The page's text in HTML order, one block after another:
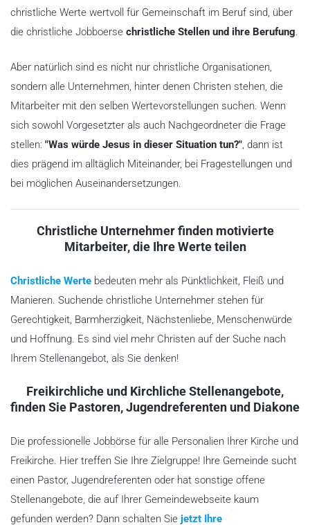
christliche Werte wertvoll für Gemeinschaft im Beruf sind, über
die christliche Jobboerse christliche Stellen und ihre Berufung.
Aber natürlich sind es nicht nur christliche Organisationen,
sondern alle Unternehmen, hinter denen Christen stehen, die
Mitarbeiter mit den selben Wertevorstellungen suchen. Wenn
sich sowohl Vorgesetzter als auch Nachgeordneter die Frage
stellen: "Was würde Jesus in dieser Situation tun?", dann ist
dies prägend im alltäglich Miteinander, bei Fragestellungen und
bei möglichen Auseinandersetzungen.
Christliche Unternehmer finden motivierte
Mitarbeiter, die Ihre Werte teilen
Christliche Werte bedeuten mehr als Pünktlichkeit, Fleiß und
Manieren. Suchende christliche Unternehmer stehen für
Gerechtigkeit, Barmherzigkeit, Nächstenliebe, Menschenwürde
und Hoffnung. Es sind viel mehr Christen auf der Suche nach
Ihrem Stellenangebot, als Sie denken!
Freikirchliche und Kirchliche Stellenangebote,
finden Sie Pastoren, Jugendreferenten und Diakone
Die professionelle Jobbörse für alle Personalien Ihrer Kirche und
Freikirche. Hier treffen Sie Ihre Zielgruppe! Ihre Gemeinde sucht
einen Pastor, Jugendreferenten oder hat sonstige offene
Stellenangebote, die auf Ihrer Gemeindewebseite kaum
gefunden werden? Dann schalten Sie jetzt Ihre